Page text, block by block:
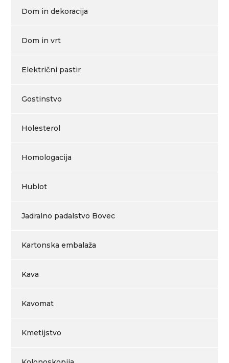
Dom in dekoracija
Dom in vrt
Električni pastir
Gostinstvo
Holesterol
Homologacija
Hublot
Jadralno padalstvo Bovec
Kartonska embalaža
Kava
Kavomat
Kmetijstvo